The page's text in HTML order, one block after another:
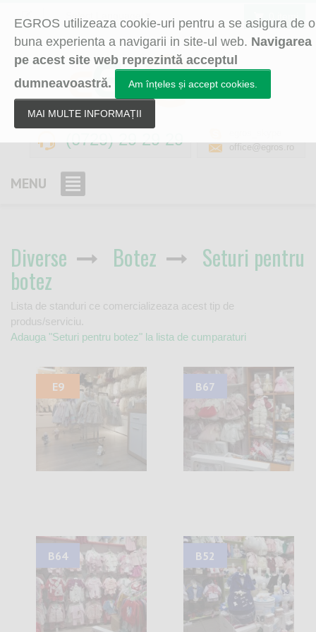
EGROS utilizeaza cookie-uri pentru a se asigura de o
buna experienta a navigarii in site-ul web. Navigarea
pe acest site web reprezintă acceptul
dumneavoastră.
Am înțeles și accept cookies.
MAI MULTE INFORMAȚII
0 itemi
office@egros.ro
(0729) 29 29 29
MENU
Diverse Botez Seturi pentru
botez
Lista de standuri ce comercializeaza acest tip de
produs/serviciu.
Adauga "Seturi pentru botez" la lista de cumparaturi
E9 B67
B64 B52